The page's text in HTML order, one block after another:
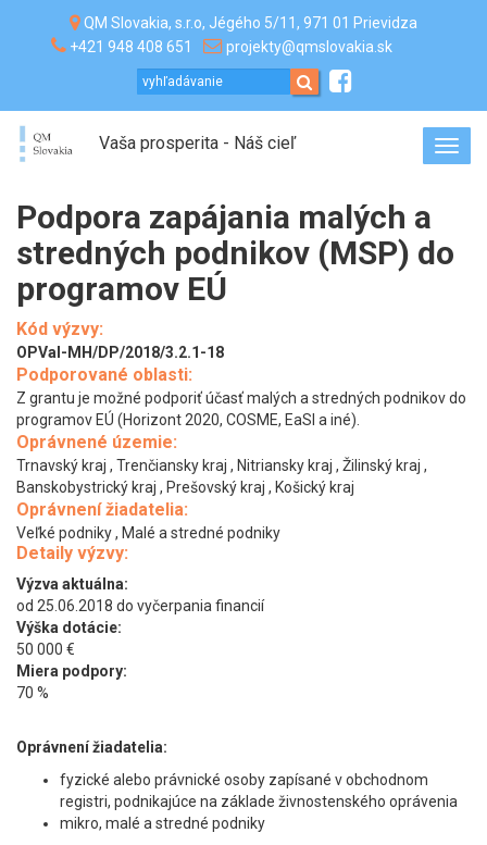
QM Slovakia, s.r.o, Jégého 5/11, 971 01 Prievidza
+421 948 408 651
projekty@qmslovakia.sk
Vaša prosperita - Náš cieľ
Podpora zapájania malých a
stredných podnikov (MSP) do
programov EÚ
Kód výzvy:
OPVaI-MH/DP/2018/3.2.1-18
Podporované oblasti:
Z grantu je možné podporiť účasť malých a stredných podnikov do
programov EÚ (Horizont 2020, COSME, EaSI a iné).
Oprávnené územie:
Trnavský kraj , Trenčiansky kraj , Nitriansky kraj , Žilinský kraj ,
Banskobystrický kraj , Prešovský kraj , Košický kraj
Oprávnení žiadatelia:
Veľké podniky , Malé a stredné podniky
Detaily výzvy:
Výzva aktuálna:
od 25.06.2018 do vyčerpania financií
Výška dotácie:
50 000 €
Miera podpory:
70 %
Oprávnení žiadatelia:
fyzické alebo právnické osoby zapísané v obchodnom
registri, podnikajúce na základe živnostenského oprávenia
mikro, malé a stredné podniky